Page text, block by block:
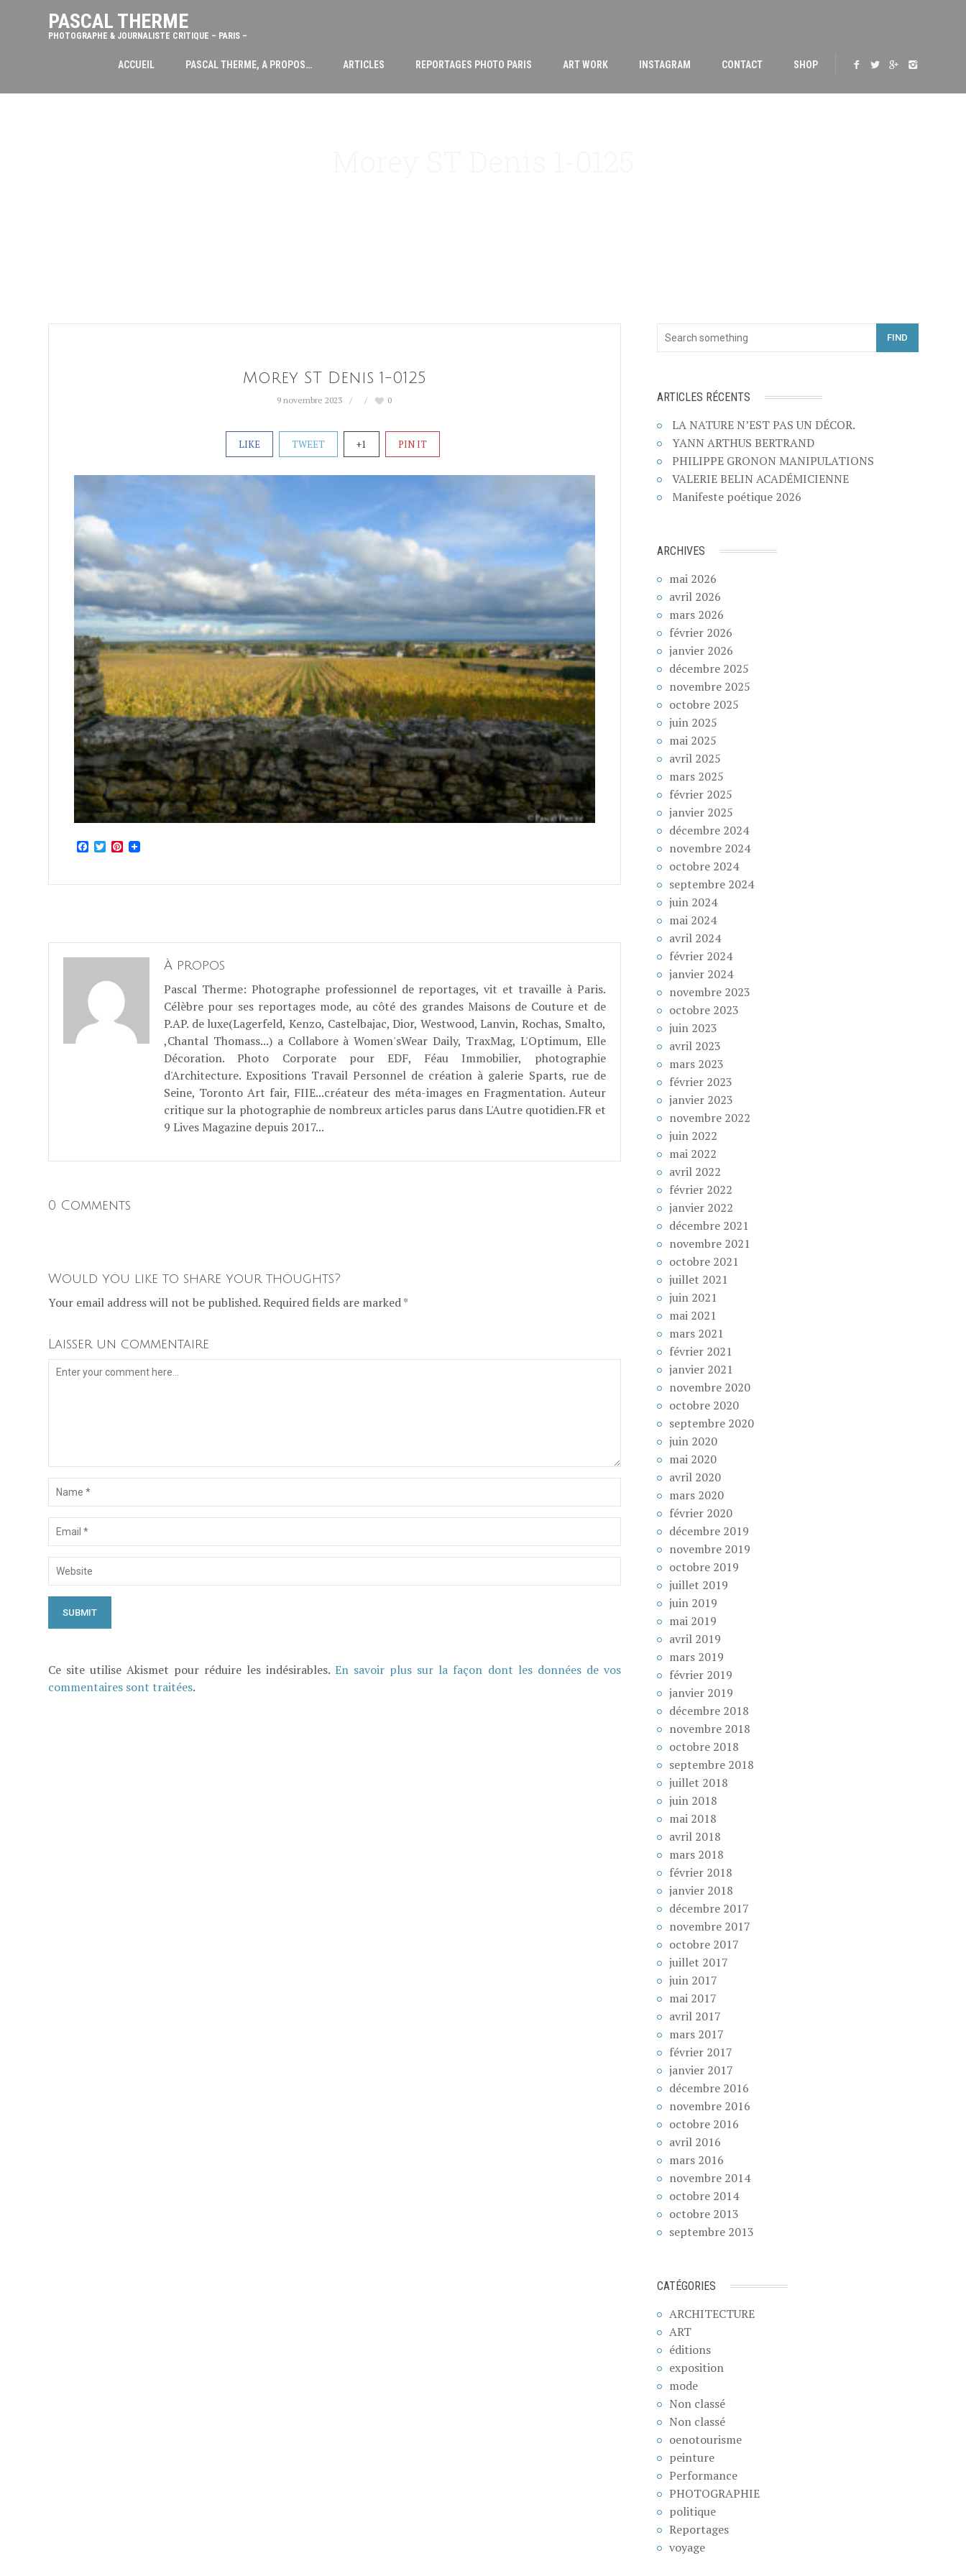
PASCAL THERME
PHOTOGRAPHE & JOURNALISTE CRITIQUE – PARIS –
ACCUEIL PASCAL THERME, A PROPOS… ARTICLES REPORTAGES PHOTO PARIS ART WORK INSTAGRAM CONTACT SHOP
Morey ST Denis 1-0125
9 novembre 2023 0
LIKE TWEET +1 PIN IT
Facebook
TwitterPinterest
À propos
Pascal Therme: Photographe professionnel de reportages, vit et travaille à Paris.
Célèbre pour ses reportages mode, au côté des grandes Maisons de Couture et de
P.AP. de luxe(Lagerfeld, Kenzo, Castelbajac, Dior, Westwood, Lanvin, Rochas, Smalto,
,Chantal Thomass...) a Collabore à Women'sWear Daily, TraxMag, L'Optimum, Elle
Décoration. Photo Corporate pour EDF, Féau Immobilier, photographie
d'Architecture. Expositions Travail Personnel de création à galerie Sparts, rue de
Seine, Toronto Art fair, FIIE...créateur des méta-images en Fragmentation. Auteur
critique sur la photographie de nombreux articles parus dans L'Autre quotidien.FR et
9 Lives Magazine depuis 2017...
0 Comments
Would you like to share your thoughts?
Your email address will not be published. Required fields are marked *
Laisser un commentaire
Ce site utilise Akismet pour réduire les indésirables.En savoir plus sur la façon dont les données de vos
commentaires sont traitées.
FIND
ARTICLES RÉCENTS
LA NATURE N’EST PAS UN DÉCOR.
YANN ARTHUS BERTRAND
PHILIPPE GRONON MANIPULATIONS
VALERIE BELIN ACADÉMICIENNE
Manifeste poétique 2026
ARCHIVES
mai 2026
avril 2026
mars 2026
février 2026
janvier 2026
décembre 2025
novembre 2025
octobre 2025
juin 2025
mai 2025
avril 2025
mars 2025
février 2025
janvier 2025
décembre 2024
novembre 2024
octobre 2024
septembre 2024
juin 2024
mai 2024
avril 2024
février 2024
janvier 2024
novembre 2023
octobre 2023
juin 2023
avril 2023
mars 2023
février 2023
janvier 2023
novembre 2022
juin 2022
mai 2022
avril 2022
février 2022
janvier 2022
décembre 2021
novembre 2021
octobre 2021
juillet 2021
juin 2021
mai 2021
mars 2021
février 2021
janvier 2021
novembre 2020
octobre 2020
septembre 2020
juin 2020
mai 2020
avril 2020
mars 2020
février 2020
décembre 2019
novembre 2019
octobre 2019
juillet 2019
juin 2019
mai 2019
avril 2019
mars 2019
février 2019
janvier 2019
décembre 2018
novembre 2018
octobre 2018
septembre 2018
juillet 2018
juin 2018
mai 2018
avril 2018
mars 2018
février 2018
janvier 2018
décembre 2017
novembre 2017
octobre 2017
juillet 2017
juin 2017
mai 2017
avril 2017
mars 2017
février 2017
janvier 2017
décembre 2016
novembre 2016
octobre 2016
avril 2016
mars 2016
novembre 2014
octobre 2014
octobre 2013
septembre 2013
CATÉGORIES
ARCHITECTURE
ART
éditions
exposition
mode
Non classé
Non classé
oenotourisme
peinture
Performance
PHOTOGRAPHIE
politique
Reportages
voyage